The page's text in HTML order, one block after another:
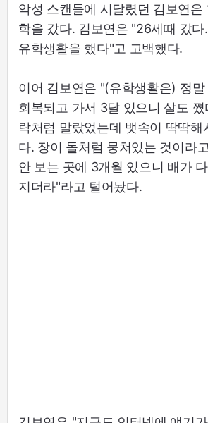
악성 스캔들에 시달렸던 김보연은
학을 갔다. 김보연은 "26세때 갔다
유학생활을 했다"고 고백했다.
이어 김보연은 "(유학생활은) 정
회복되고 가서 3달 있으니 살도
락처럼 말랐었는데 뱃속이 딱딱해
다. 장이 돌처럼 뭉쳐있는 것이라
안 보는 곳에 3개월 있으니 배가
지더라"라고 털어놨다.